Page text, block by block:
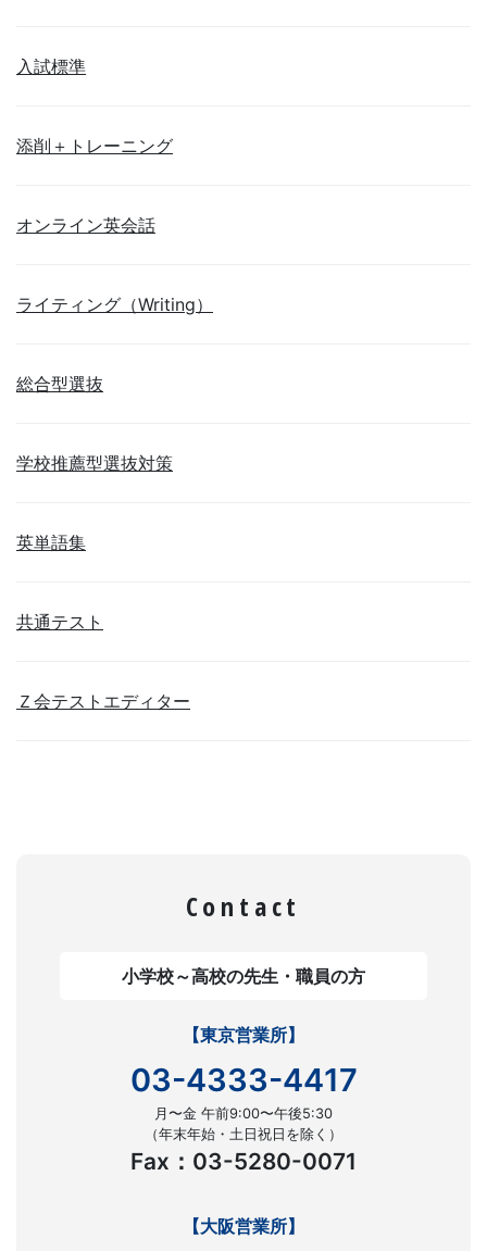
入試標準
添削＋トレーニング
オンライン英会話
ライティング（Writing）
総合型選抜
学校推薦型選抜対策
英単語集
共通テスト
Ｚ会テストエディター
Contact
小学校～高校の先生・職員の方
【東京営業所】
03-4333-4417
月〜金 午前9:00〜午後5:30
（年末年始・土日祝日を除く）
Fax：03-5280-0071
【大阪営業所】